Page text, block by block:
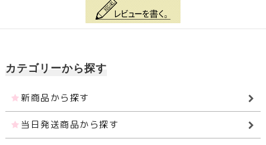
カテゴリーから探す
新商品から探す
当日発送商品から探す